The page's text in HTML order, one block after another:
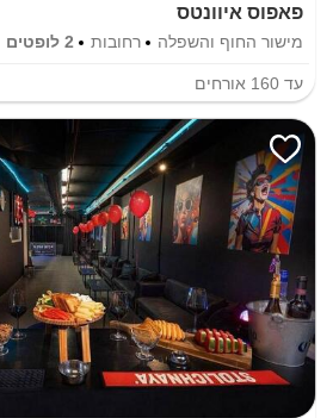
פאפוס איוונטס
מישור החוף והשפלה רחובות 2 לופטים
עד 160 אורחים